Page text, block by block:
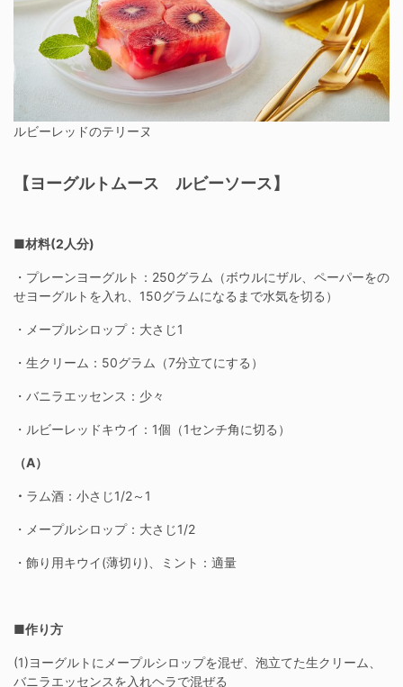
ルビーレッドのテリーヌ
【ヨーグルトムース ルビーソース】
■材料(2人分)
・プレーンヨーグルト：250グラム（ボウルにザル、ペーパーをの
せヨーグルトを入れ、150グラムになるまで水気を切る）
・メープルシロップ：大さじ1
・生クリーム：50グラム（7分立てにする）
・バニラエッセンス：少々
・ルビーレッドキウイ：1個（1センチ角に切る）
（A）
・ ラム酒：小さじ1/2～1
・メープルシロップ：大さじ1/2
・飾り用キウイ(薄切り)、ミント：適量
■作り方
(1)ヨーグルトにメープルシロップを混ぜ、泡立てた生クリーム、
バニラエッセンスを入れヘラで混ぜる